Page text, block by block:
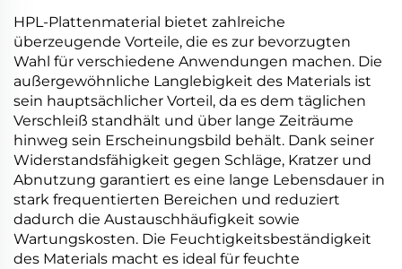
HPL-Plattenmaterial bietet zahlreiche
überzeugende Vorteile, die es zur bevorzugten
Wahl für verschiedene Anwendungen machen. Die
außergewöhnliche Langlebigkeit des Materials ist
sein hauptsächlicher Vorteil, da es dem täglichen
Verschleiß standhält und über lange Zeiträume
hinweg sein Erscheinungsbild behält. Dank seiner
Widerstandsfähigkeit gegen Schläge, Kratzer und
Abnutzung garantiert es eine lange Lebensdauer in
stark frequentierten Bereichen und reduziert
dadurch die Austauschhäufigkeit sowie
Wartungskosten. Die Feuchtigkeitsbeständigkeit
des Materials macht es ideal für feuchte